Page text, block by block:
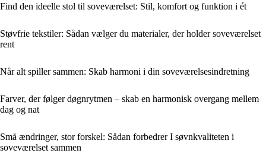
Find den ideelle stol til soveværelset: Stil, komfort og funktion i ét
Støvfrie tekstiler: Sådan vælger du materialer, der holder soveværelset
rent
Når alt spiller sammen: Skab harmoni i din soveværelsesindretning
Farver, der følger døgnrytmen – skab en harmonisk overgang mellem
dag og nat
Små ændringer, stor forskel: Sådan forbedrer I søvnkvaliteten i
soveværelset sammen